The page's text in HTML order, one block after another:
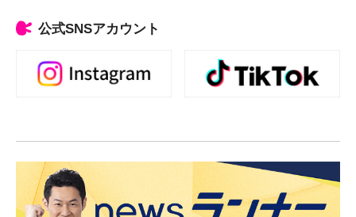
公式SNSアカウント